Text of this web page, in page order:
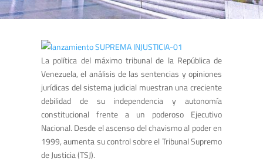
La política del máximo tribunal de la República de
Venezuela, el análisis de las sentencias y opiniones
jurídicas del sistema judicial muestran una creciente
debilidad de su independencia y autonomía
constitucional frente a un poderoso Ejecutivo
Nacional. Desde el ascenso del chavismo al poder en
1999, aumenta su control sobre el Tribunal Supremo
de Justicia (TSJ).